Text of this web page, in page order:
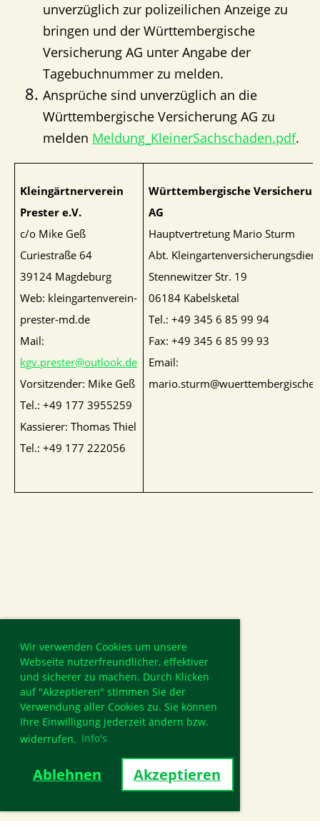
Wir verwenden Cookies um unsere
Webseite nutzerfreundlicher, effektiver
und sicherer zu machen. Durch Klicken
auf "Akzeptieren" stimmen Sie der
Verwendung aller Cookies zu. Sie können
Ihre Einwilligung jederzeit ändern bzw.
widerrufen. Info's
Ablehnen Akzeptieren
unverzüglich zur polizeilichen Anzeige zu
bringen und der Württembergische
Versicherung AG unter Angabe der
Tagebuchnummer zu melden.
Ansprüche sind unverzüglich an die
Württembergische Versicherung AG zu
melden Meldung_KleinerSachschaden.pdf.
Kleingärtnerverein
Prester e.V.
c/o Mike Geß
Curiestraße 64
39124 Magdeburg
Web: kleingartenverein-
prester-md.de
Mail:
kgv.prester@outlook.de
Vorsitzender: Mike Geß
Tel.: +49 177 3955259
Kassierer: Thomas Thiel
Tel.: +49 177 222056
Württembergische
AG
Hauptvertretung Mario Sturm
Abt.
Stennewitzer Str. 19
06184 Kabelsketal
Tel.: +49 345 6 85 99 94
Fax: +49 345 6 85 99 93
Email: